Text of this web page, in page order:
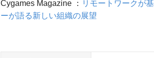
Cygames Magazine ： リモートワークが
ーが語る新しい組織の展望